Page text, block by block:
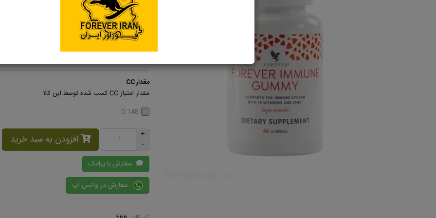
قیمت با تخفیف: ۵,۸۵۵,۰۰۰ تومان
با در دست داشتن مکمل پاستیلی و خوش طعم فوراور
ایمنی بدن چیره شود و در پیشگیری و بهبود انواع
مهمی دارد.
مقدار CC
مقدار امتیاز CC کسب شده توسط این کالا
0.148
+
-
افزودن به سبد خرید
سفارش با پیامک
سفارش در واتس اپ